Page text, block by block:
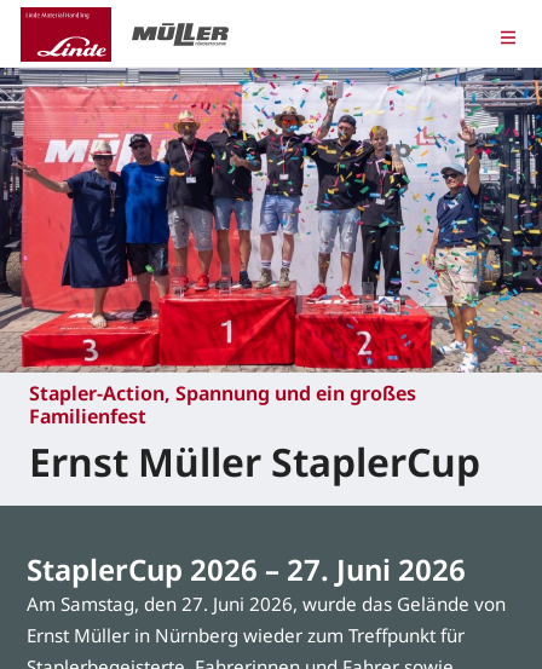
Stapler-Action, Spannung und ein großes
Familienfest
Ernst Müller StaplerCup
StaplerCup 2026 – 27. Juni 2026
Am Samstag, den 27. Juni 2026, wurde das Gelände von
Ernst Müller in Nürnberg wieder zum Treffpunkt für